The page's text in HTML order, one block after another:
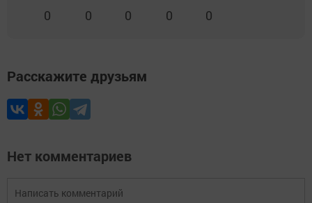
0 0 0 0 0
Расскажите друзьям
Нет комментариев